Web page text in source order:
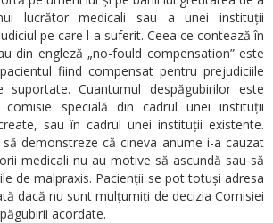
lucrător medicali sau a unei instituții
pe care l-a suferit. Ceea ce contează în
din engleză „no-fould compensation” este
fiind compensat pentru prejudiciile
Cuantumul despăgubirilor este
specială din cadrul unei instituții
sau în cadrul unei instituții existente.
demonstreze că cineva anume i-a cauzat
medicali nu au motive să ascundă sau să
de malpraxis. Pacienții se pot totuși adresa
dacă nu sunt mulțumiți de decizia Comisiei
acordate.